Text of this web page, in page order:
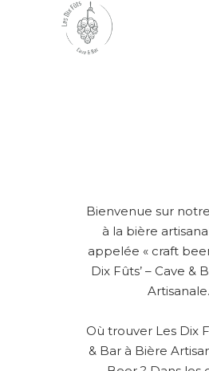
Bienvenue sur
à la bière
appelée « craft beer
Dix Fûts’ – Cave &
Artisanale.
Où trouver Les Dix
& Bar à Bière